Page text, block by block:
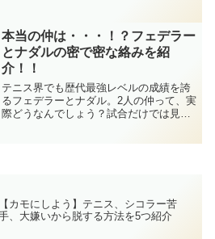
トまでも徹底解説する記事です。ラケッ
ト破壊は真似しないようにしてくださ
い。
本当の仲は・・・！？フェデラー
とナダルの密で密な絡みを紹
介！！
テニス界でも歴代最強レベルの成績を誇
るフェデラーとナダル。2人の仲って、実
際どうなんでしょう？試合だけでは見え
【カモにしよう】テニス、シコラー苦
、大嫌いから脱する方法を5つ紹介